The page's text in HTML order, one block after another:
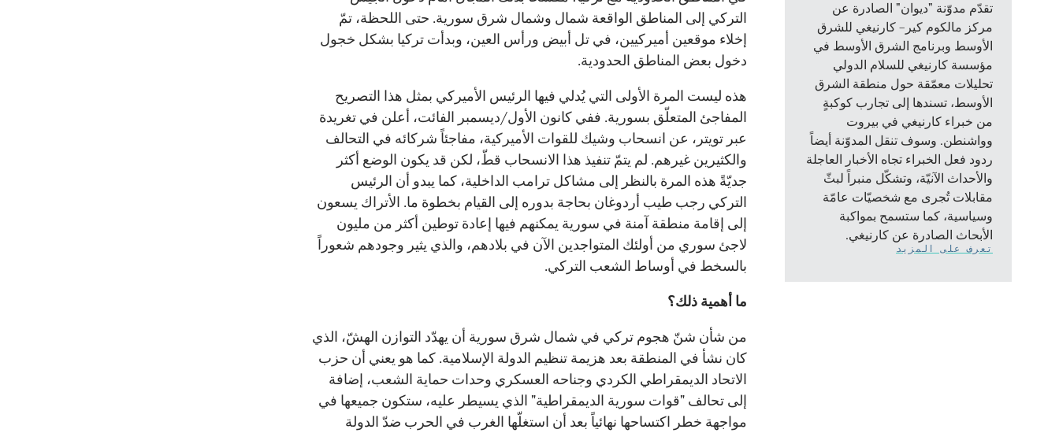
تقدّم مدوّنة "ديوان" الصادرة عن
مركز مالكوم كير– كارنيغي للشرق
الأوسط وبرنامج الشرق الأوسط في
مؤسسة كارنيغي للسلام الدولي
تحليلات معمّقة حول منطقة الشرق
الأوسط، تسندها إلى تجارب كوكبةٍ
من خبراء كارنيغي في بيروت
وواشنطن. وسوف تنقل المدوّنة أيضاً
ردود فعل الخبراء تجاه الأخبار العاجلة
والأحداث الآنيّة، وتشكّل منبراً لبثّ
مقابلات تُجرى مع شخصيّات عامّة
وسياسية، كما ستسمح بمواكبة
الأبحاث الصادرة عن كارنيغي.
تعرف على المزيد
التركي إلى المناطق الواقعة شمال وشمال شرق سورية. حتى اللحظة، تمّ
إخلاء موقعين أميركيين، في تل أبيض ورأس العين، وبدأت تركيا بشكل خجول
دخول بعض المناطق الحدودية.
هذه ليست المرة الأولى التي يُدلي فيها الرئيس الأميركي بمثل هذا التصريح
المفاجئ المتعلّق بسورية. ففي كانون الأول/ديسمبر الفائت، أعلن في تغريدة
عبر تويتر، عن انسحاب وشيك للقوات الأميركية، مفاجئاً شركائه في التحالف
والكثيرين غيرهم. لم يتمّ تنفيذ هذا الانسحاب قطّ، لكن قد يكون الوضع أكثر
جديّةً هذه المرة بالنظر إلى مشاكل ترامب الداخلية، كما يبدو أن الرئيس
التركي رجب طيب أردوغان بحاجة بدوره إلى القيام بخطوة ما. الأتراك يسعون
إلى إقامة منطقة آمنة في سورية يمكنهم فيها إعادة توطين أكثر من مليون
لاجئ سوري من أولئك المتواجدين الآن في بلادهم، والذي يثير وجودهم شعوراً
بالسخط في أوساط الشعب التركي.
ما أهمية ذلك؟
من شأن شنّ هجوم تركي في شمال شرق سورية أن يهدّد التوازن الهشّ، الذي
كان نشأ في المنطقة بعد هزيمة تنظيم الدولة الإسلامية. كما هو يعني أن حزب
الاتحاد الديمقراطي الكردي وجناحه العسكري وحدات حماية الشعب، إضافة
إلى تحالف "قوات سورية الديمقراطية" الذي يسيطر عليه، ستكون جميعها في
مواجهة خطر اكتساحها نهائياً بعد أن استغلّها الغرب في الحرب ضدّ الدولة